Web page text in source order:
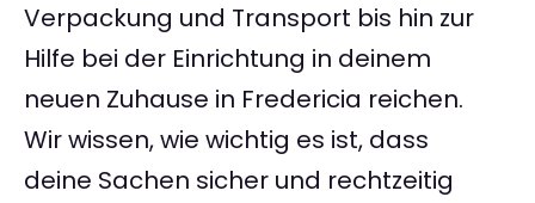
Verpackung und Transport bis hin zur
Hilfe bei der Einrichtung in deinem
neuen Zuhause in Fredericia reichen.
Wir wissen, wie wichtig es ist, dass
deine Sachen sicher und rechtzeitig